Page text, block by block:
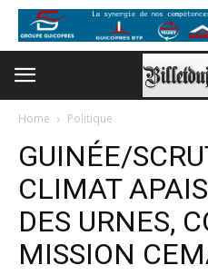
Home Politique
GUINÉE/
CLIMAT
DES URNES,
MISSION